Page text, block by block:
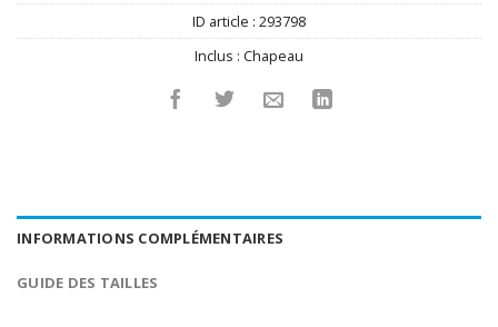
ID article : 293798
Inclus : Chapeau
INFORMATIONS COMPLÉMENTAIRES
GUIDE DES TAILLES